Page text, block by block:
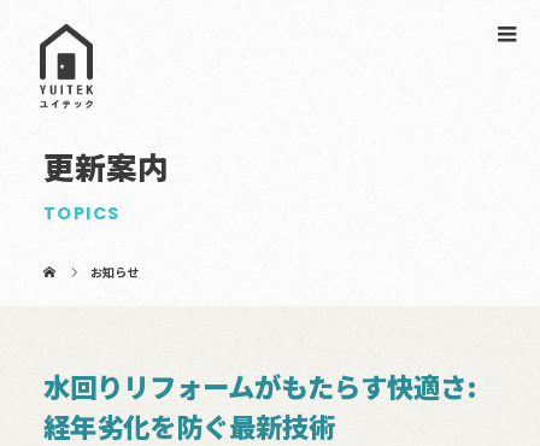
更新案内
TOPICS
お知らせ
水回りリフォームがもたらす快適さ:
経年劣化を防ぐ最新技術